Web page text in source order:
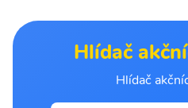
Hlídač
Hlídač